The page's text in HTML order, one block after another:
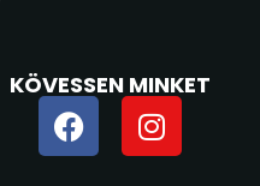
KÖVESSEN MINKET